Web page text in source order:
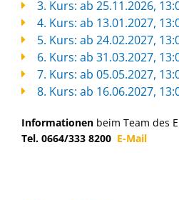
3. Kurs: ab 25.11.2026,
4. Kurs: ab 13.01.2027,
5. Kurs: ab 24.02.2027,
6. Kurs: ab 31.03.2027,
7. Kurs: ab 05.05.2027,
8. Kurs: ab 16.06.2027,
Informationen beim Team des
Tel. 0664/333 8200 E-Mail